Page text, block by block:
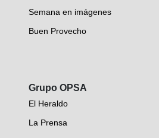
Semana en imágenes
Buen Provecho
Grupo OPSA
El Heraldo
La Prensa